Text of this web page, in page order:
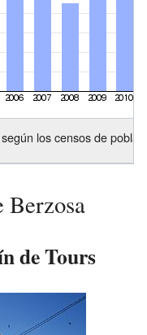
los censos de
Berzosa
de Tours